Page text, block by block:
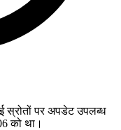
स्रोतों पर अपडेट उपलब्ध
को था।